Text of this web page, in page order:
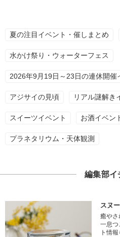
夏の注目イベント・催しまとめ
水かけ祭り・ウォーターフェス
2026年9月19日～23日の連休開催
アジサイの見頃 リアル謎解き
スイーツイベント お酒イベン
プラネタリウム・天体観測
編集部イ
スヌ
癒やさ
一息つ
ト情